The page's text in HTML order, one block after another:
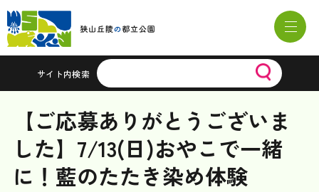
サイト内検索
【ご応募ありがとうございま
した】7/13(日)おやこで一緒
に！藍のたたき染め体験